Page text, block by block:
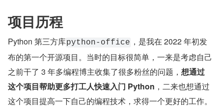
项目历程
Python 第三方库python-office ，是我在 2022 年初发
布的第一个开源项目。当时的目标很简单，一来是考虑自己
之前干了 3 年多编程博主收集了很多粉丝的问题， 想通过
这个项目帮助更多打工人快速入门 Python ，二来也想通过
这个项目提高一下自己的编程技术，求得一个更好的工作。